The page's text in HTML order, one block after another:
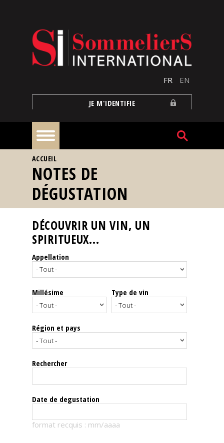
FR EN
JE M'IDENTIFIE
À
la
une
Reportages
Nos
Spiritueux
Notes
dégustation
Le
magazine
Télécharger
VOUS ÊTES ICI
ACCUEIL
NOTES DE
DÉGUSTATION
DÉCOUVRIR UN VIN, UN
SPIRITUEUX...
Appellation
Millésime Type de vin
Région et pays
Rechercher
Date de degustation
format recquis : mm/aaaa